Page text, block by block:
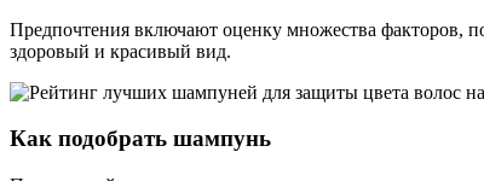
Предпочтения включают оценку множества факторов,
здоровый и красивый вид.
Как подобрать шампунь